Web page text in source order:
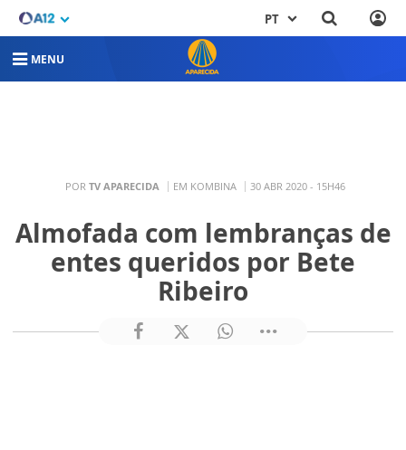
PT
MENU
POR TV APARECIDA EM KOMBINA 30 ABR 2020 - 15H46
Almofada com lembranças de
entes queridos por Bete
Ribeiro